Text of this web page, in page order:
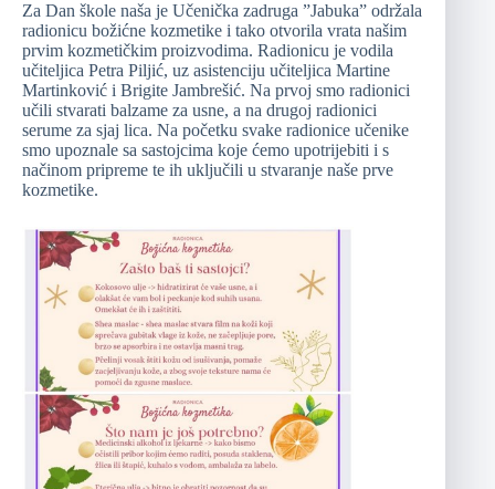
Za Dan škole naša je Učenička zadruga ”Jabuka” održala
radionicu božićne kozmetike i tako otvorila vrata našim
prvim kozmetičkim proizvodima. Radionicu je vodila
učiteljica Petra Piljić, uz asistenciju učiteljica Martine
Martinković i Brigite Jambrešić. Na prvoj smo radionici
učili stvarati balzame za usne, a na drugoj radionici
serume za sjaj lica. Na početku svake radionice učenike
smo upoznale sa sastojcima koje ćemo upotrijebiti i s
načinom pripreme te ih uključili u stvaranje naše prve
kozmetike.